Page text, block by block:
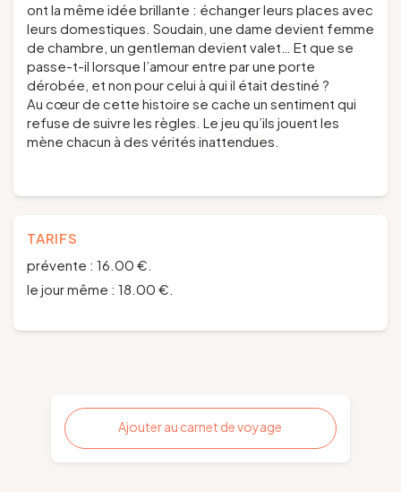
ont la même idée brillante : échanger leurs places avec
leurs domestiques. Soudain, une dame devient femme
de chambre, un gentleman devient valet… Et que se
passe-t-il lorsque l’amour entre par une porte
dérobée, et non pour celui à qui il était destiné ?
Au cœur de cette histoire se cache un sentiment qui
refuse de suivre les règles. Le jeu qu’ils jouent les
mène chacun à des vérités inattendues.
TARIFS
prévente : 16.00 €.
le jour même : 18.00 €.
Ajouter au carnet de voyage